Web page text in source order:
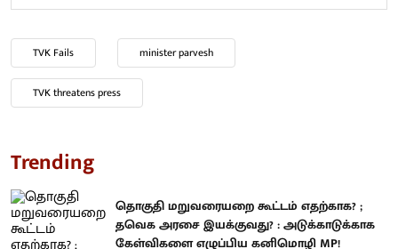
TVK Fails minister parvesh
TVK threatens press
Trending
தொகுதி மறுவரையறை கூட்டம் எதற்காக? ;
தவெக அரசை இயக்குவது? : அடுக்காடுக்காக
கேள்விகளை எழுப்பிய கனிமொழி MP!